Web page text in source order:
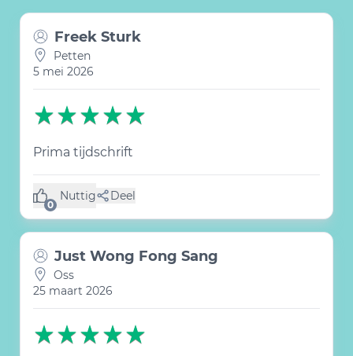
Freek Sturk
Petten
5 mei 2026
Prima tijdschrift
0
Nuttig
(0 like) Deel
Just Wong Fong Sang
Oss
25 maart 2026